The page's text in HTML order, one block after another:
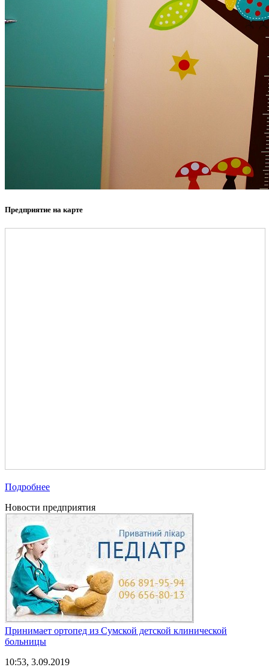
Предприятие на карте
Подробнее
Новости предприятия
Принимает ортопед из Сумской детской клинической
больницы
10:53, 3.09.2019